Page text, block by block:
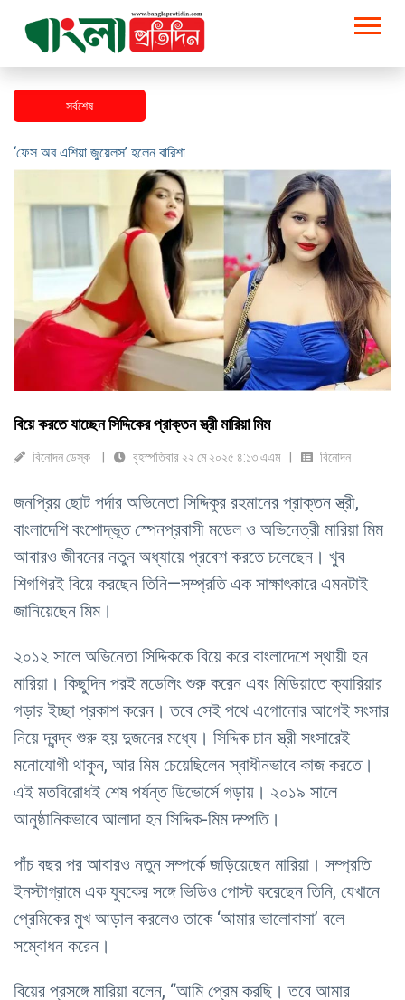
সর্বশেষ
‘বোধ’-এর ঈদ ২০২৬ উপহার বিতরণ, মসজিদে অনুদান
বিয়ে করতে যাচ্ছেন সিদ্দিকের প্রাক্তন স্ত্রী মারিয়া মিম
বিনোদন ডেস্ক বৃহস্পতিবার ২২ মে ২০২৫ ৪:১৩ এএম বিনোদন
জনপ্রিয় ছোট পর্দার অভিনেতা সিদ্দিকুর রহমানের প্রাক্তন স্ত্রী,
বাংলাদেশি বংশোদ্ভূত স্পেনপ্রবাসী মডেল ও অভিনেত্রী মারিয়া মিম
আবারও জীবনের নতুন অধ্যায়ে প্রবেশ করতে চলেছেন। খুব
শিগগিরই বিয়ে করছেন তিনি—সম্প্রতি এক সাক্ষাৎকারে এমনটাই
জানিয়েছেন মিম।
২০১২ সালে অভিনেতা সিদ্দিককে বিয়ে করে বাংলাদেশে স্থায়ী হন
মারিয়া। কিছুদিন পরই মডেলিং শুরু করেন এবং মিডিয়াতে ক্যারিয়ার
গড়ার ইচ্ছা প্রকাশ করেন। তবে সেই পথে এগোনোর আগেই সংসার
নিয়ে দ্বন্দ্ব শুরু হয় দুজনের মধ্যে। সিদ্দিক চান স্ত্রী সংসারেই
মনোযোগী থাকুন, আর মিম চেয়েছিলেন স্বাধীনভাবে কাজ করতে।
এই মতবিরোধই শেষ পর্যন্ত ডিভোর্সে গড়ায়। ২০১৯ সালে
আনুষ্ঠানিকভাবে আলাদা হন সিদ্দিক-মিম দম্পতি।
পাঁচ বছর পর আবারও নতুন সম্পর্কে জড়িয়েছেন মারিয়া। সম্প্রতি
ইনস্টাগ্রামে এক যুবকের সঙ্গে ভিডিও পোস্ট করেছেন তিনি, যেখানে
প্রেমিকের মুখ আড়াল করলেও তাকে ‘আমার ভালোবাসা’ বলে
সম্বোধন করেন।
বিয়ের প্রসঙ্গে মারিয়া বলেন, “আমি প্রেম করছি। তবে আমার